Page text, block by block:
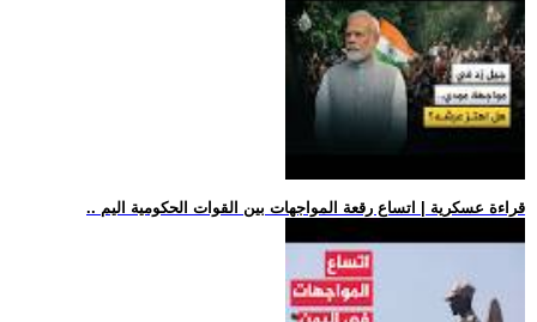
.. قراءة عسكرية | اتساع رقعة المواجهات بين القوات الحكومية اليم